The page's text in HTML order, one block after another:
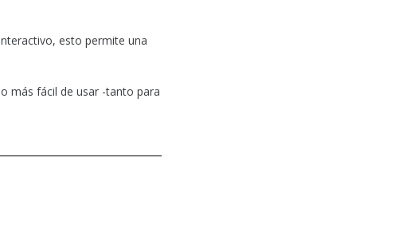
esto permite una
más fácil de usar -tanto para